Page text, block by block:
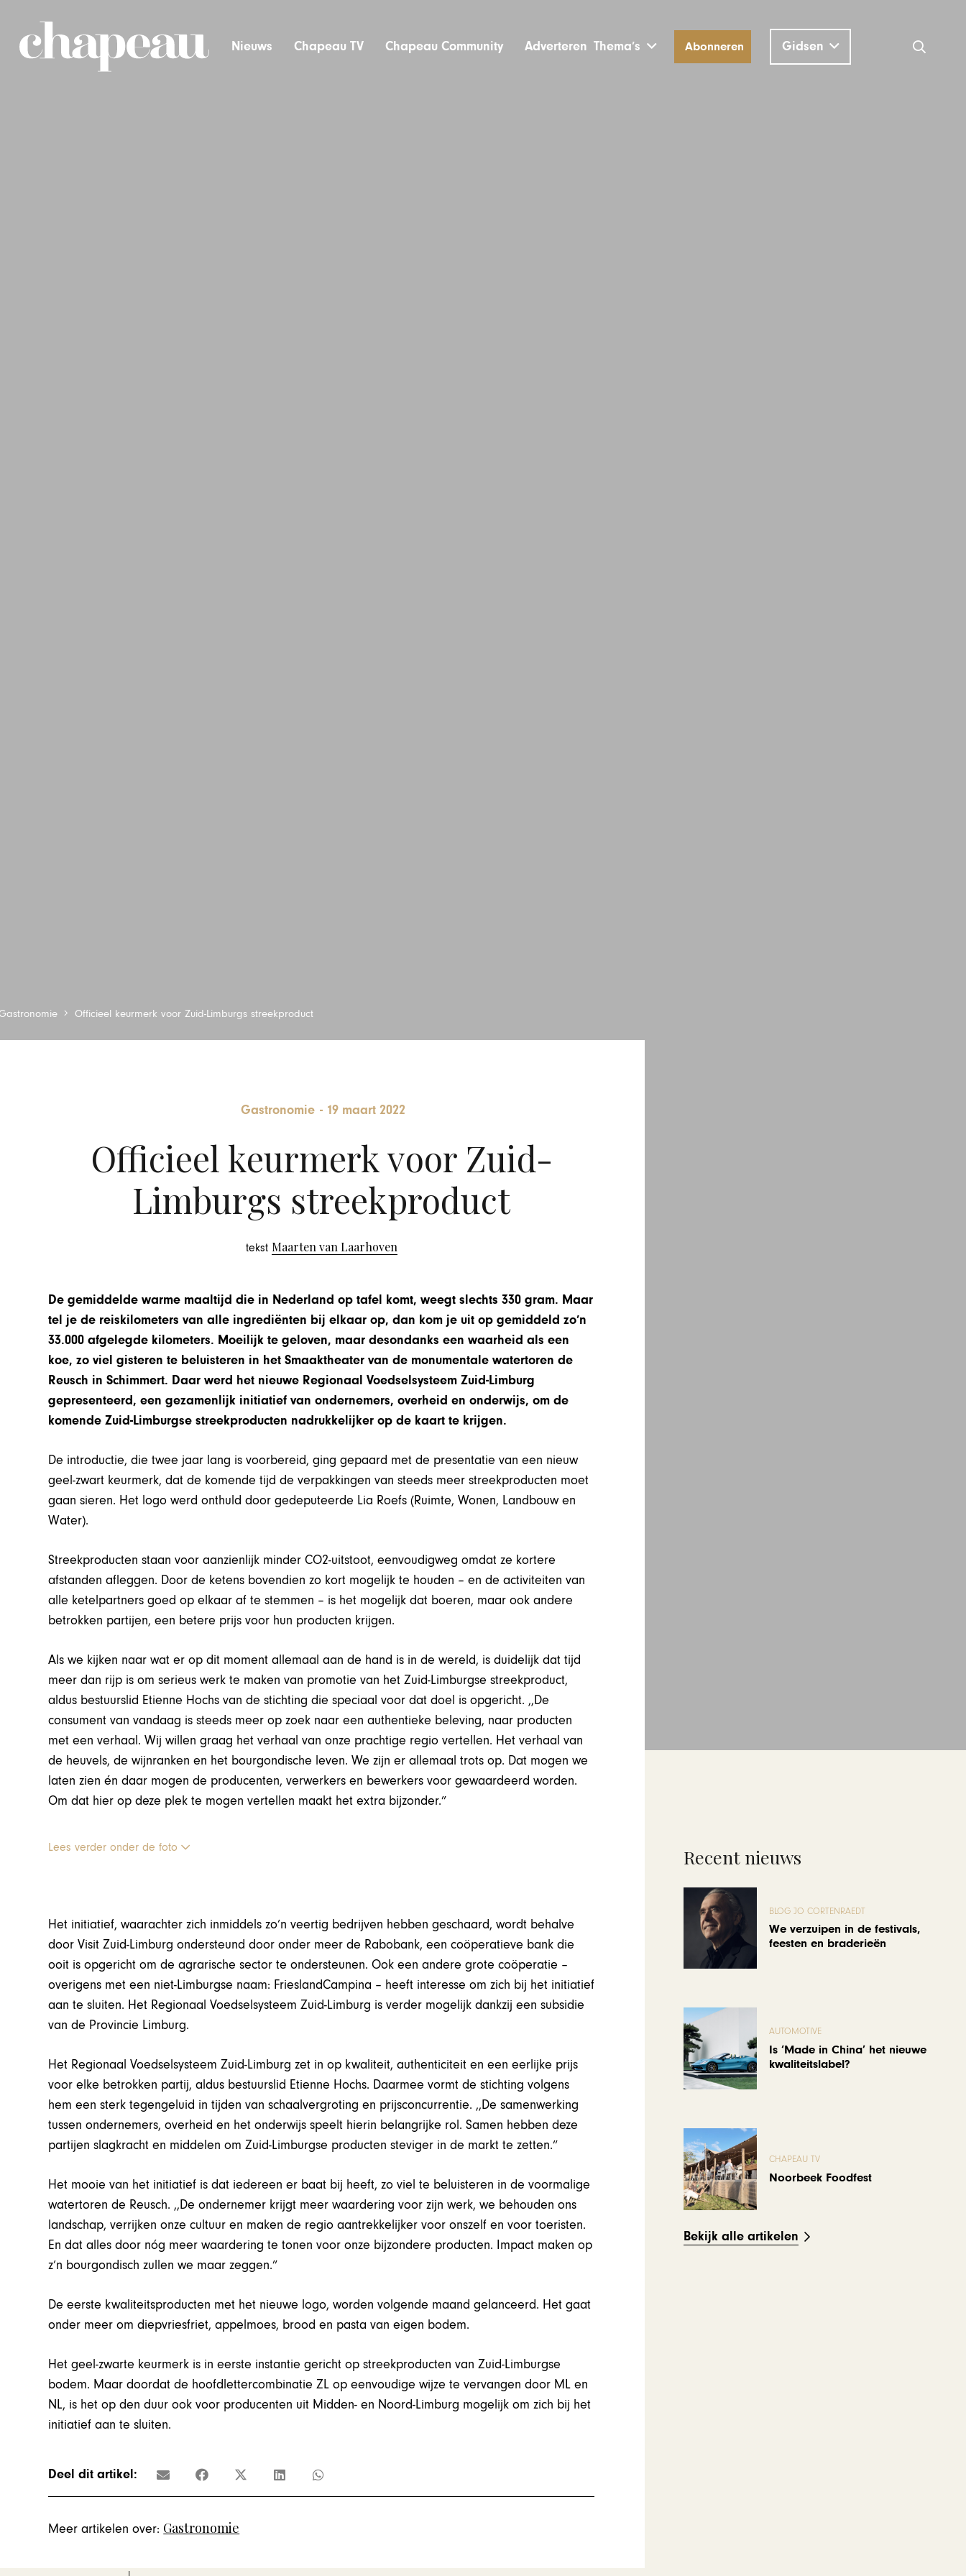
Nieuws Chapeau TV Chapeau Community Adverteren Thema’s Abonneren Gidsen
Officieel keurmerk voor Zuid-Limburgs streekproduct
Gastronomie - 19 maart 2022
Officieel keurmerk voor Zuid-
Limburgs streekproduct
tekst Maarten van Laarhoven
De gemiddelde warme maaltijd die in Nederland op tafel komt, weegt slechts 330 gram. Maar
tel je de reiskilometers van alle ingrediënten bij elkaar op, dan kom je uit op gemiddeld zo’n
33.000 afgelegde kilometers. Moeilijk te geloven, maar desondanks een waarheid als een
koe, zo viel gisteren te beluisteren in het Smaaktheater van de monumentale watertoren de
Reusch in Schimmert. Daar werd het nieuwe Regionaal Voedselsysteem Zuid-Limburg
gepresenteerd, een gezamenlijk initiatief van ondernemers, overheid en onderwijs, om de
komende Zuid-Limburgse streekproducten nadrukkelijker op de kaart te krijgen.
De introductie, die twee jaar lang is voorbereid, ging gepaard met de presentatie van een nieuw
geel-zwart keurmerk, dat de komende tijd de verpakkingen van steeds meer streekproducten moet
gaan sieren. Het logo werd onthuld door gedeputeerde Lia Roefs (Ruimte, Wonen, Landbouw en
Water).
Streekproducten staan voor aanzienlijk minder CO2-uitstoot, eenvoudigweg omdat ze kortere
afstanden afleggen. Door de ketens bovendien zo kort mogelijk te houden – en de activiteiten van
alle ketelpartners goed op elkaar af te stemmen – is het mogelijk dat boeren, maar ook andere
betrokken partijen, een betere prijs voor hun producten krijgen.
Als we kijken naar wat er op dit moment allemaal aan de hand is in de wereld, is duidelijk dat tijd
meer dan rijp is om serieus werk te maken van promotie van het Zuid-Limburgse streekproduct,
aldus bestuurslid Etienne Hochs van de stichting die speciaal voor dat doel is opgericht. ,,De
consument van vandaag is steeds meer op zoek naar een authentieke beleving, naar producten
met een verhaal. Wij willen graag het verhaal van onze prachtige regio vertellen. Het verhaal van
de heuvels, de wijnranken en het bourgondische leven. We zijn er allemaal trots op. Dat mogen we
laten zien én daar mogen de producenten, verwerkers en bewerkers voor gewaardeerd worden.
Om dat hier op deze plek te mogen vertellen maakt het extra bijzonder.”
Lees verder onder de foto
Het initiatief, waarachter zich inmiddels zo’n veertig bedrijven hebben geschaard, wordt behalve
door Visit Zuid-Limburg ondersteund door onder meer de Rabobank, een coöperatieve bank die
ooit is opgericht om de agrarische sector te ondersteunen. Ook een andere grote coöperatie –
overigens met een niet-Limburgse naam: FrieslandCampina – heeft interesse om zich bij het initiatief
aan te sluiten. Het Regionaal Voedselsysteem Zuid-Limburg is verder mogelijk dankzij een subsidie
van de Provincie Limburg.
Het Regionaal Voedselsysteem Zuid-Limburg zet in op kwaliteit, authenticiteit en een eerlijke prijs
voor elke betrokken partij, aldus bestuurslid Etienne Hochs. Daarmee vormt de stichting volgens
hem een sterk tegengeluid in tijden van schaalvergroting en prijsconcurrentie. ,,De samenwerking
tussen ondernemers, overheid en het onderwijs speelt hierin belangrijke rol. Samen hebben deze
partijen slagkracht en middelen om Zuid-Limburgse producten steviger in de markt te zetten.”
Het mooie van het initiatief is dat iedereen er baat bij heeft, zo viel te beluisteren in de voormalige
watertoren de Reusch. ,,De ondernemer krijgt meer waardering voor zijn werk, we behouden ons
landschap, verrijken onze cultuur en maken de regio aantrekkelijker voor onszelf en voor toeristen.
En dat alles door nóg meer waardering te tonen voor onze bijzondere producten. Impact maken op
z’n bourgondisch zullen we maar zeggen.”
De eerste kwaliteitsproducten met het nieuwe logo, worden volgende maand gelanceerd. Het gaat
onder meer om diepvriesfriet, appelmoes, brood en pasta van eigen bodem.
Het geel-zwarte keurmerk is in eerste instantie gericht op streekproducten van Zuid-Limburgse
bodem. Maar doordat de hoofdlettercombinatie ZL op eenvoudige wijze te vervangen door ML en
NL, is het op den duur ook voor producenten uit Midden- en Noord-Limburg mogelijk om zich bij het
initiatief aan te sluiten.
Deel dit artikel:
Meer artikelen over: Gastronomie
Recent nieuws
BLOG JO CORTENRAEDT
We verzuipen in de festivals,
feesten en braderieën
AUTOMOTIVE
Is ‘Made in China’ het nieuwe
kwaliteitslabel?
CHAPEAU TV
Noorbeek Foodfest
Bekijk alle artikelen